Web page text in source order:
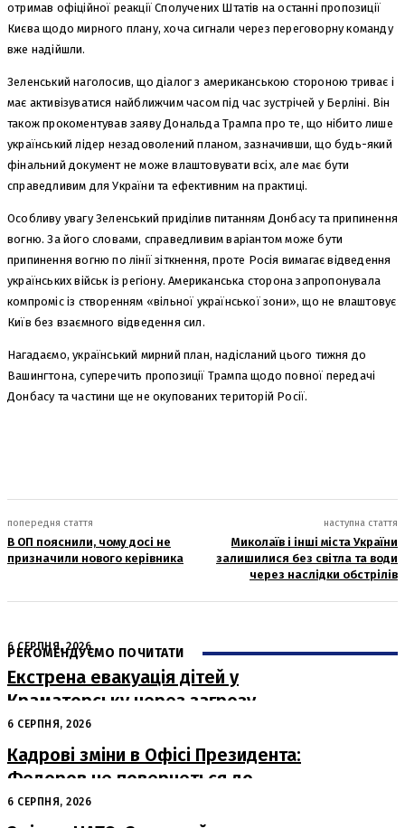
отримав офіційної реакції Сполучених Штатів на останні пропозиції
Києва щодо мирного плану, хоча сигнали через переговорну команду
вже надійшли.
Зеленський наголосив, що діалог з американською стороною триває і
має активізуватися найближчим часом під час зустрічей у Берліні. Він
також прокоментував заяву Дональда Трампа про те, що нібито лише
український лідер незадоволений планом, зазначивши, що будь-який
фінальний документ не може влаштовувати всіх, але має бути
справедливим для України та ефективним на практиці.
Особливу увагу Зеленський приділив питанням Донбасу та припинення
вогню. За його словами, справедливим варіантом може бути
припинення вогню по лінії зіткнення, проте Росія вимагає відведення
українських військ із регіону. Американська сторона запропонувала
компроміс із створенням «вільної української зони», що не влаштовує
Київ без взаємного відведення сил.
Нагадаємо, український мирний план, надісланий цього тижня до
Вашингтона, суперечить пропозиції Трампа щодо повної передачі
Донбасу та частини ще не окупованих територій Росії.
попередня стаття
В ОП пояснили, чому досі не
призначили нового керівника
наступна стаття
Миколаїв і інші міста України
залишилися без світла та води
через наслідки обстрілів
РЕКОМЕНДУЄМО ПОЧИТАТИ
6 СЕРПНЯ, 2026
Екстрена евакуація дітей у
Краматорську через загрозу
безпеці
6 СЕРПНЯ, 2026
Кадрові зміни в Офісі Президента:
Федоров не повернеться до
Міноборони
6 СЕРПНЯ, 2026